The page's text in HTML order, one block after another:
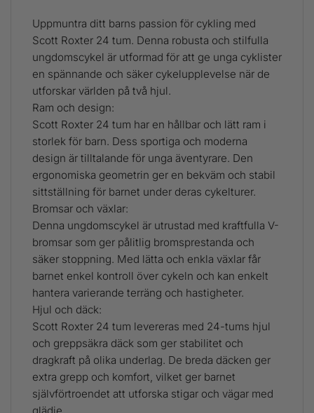
Uppmuntra ditt barns passion för cykling med
Scott Roxter 24 tum. Denna robusta och stilfulla
ungdomscykel är utformad för att ge unga cyklister
en spännande och säker cykelupplevelse när de
utforskar världen på två hjul.
Ram och design:
Scott Roxter 24 tum har en hållbar och lätt ram i
storlek för barn. Dess sportiga och moderna
design är tilltalande för unga äventyrare. Den
ergonomiska geometrin ger en bekväm och stabil
sittställning för barnet under deras cykelturer.
Bromsar och växlar:
Denna ungdomscykel är utrustad med kraftfulla V-
bromsar som ger pålitlig bromsprestanda och
säker stoppning. Med lätta och enkla växlar får
barnet enkel kontroll över cykeln och kan enkelt
hantera varierande terräng och hastigheter.
Hjul och däck:
Scott Roxter 24 tum levereras med 24-tums hjul
och greppsäkra däck som ger stabilitet och
dragkraft på olika underlag. De breda däcken ger
extra grepp och komfort, vilket ger barnet
självförtroendet att utforska stigar och vägar med